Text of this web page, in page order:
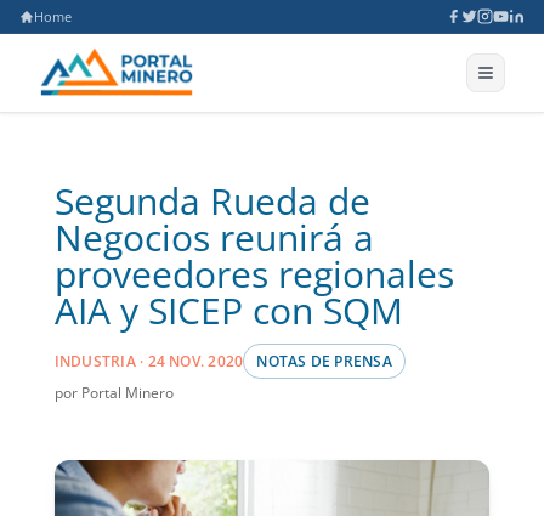
Home
Segunda Rueda de
Negocios reunirá a
proveedores regionales
AIA y SICEP con SQM
INDUSTRIA · 24 NOV. 2020 NOTAS DE PRENSA
por Portal Minero